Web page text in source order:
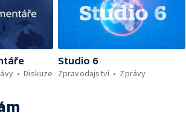
Diskuze
Studio 6
Zpravodajství
Zprávy